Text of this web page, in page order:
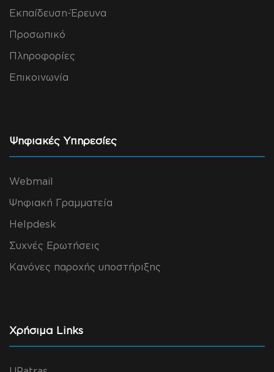
Εκπαίδευση-Έρευνα
Προσωπικό
Πληροφορίες
Επικοινωνία
Ψηφιακές Υπηρεσίες
Webmail
Ψηφιακή Γραμματεία
Helpdesk
Συχνές Ερωτήσεις
Κανόνες παροχής υποστήριξης
Χρήσιμα Links